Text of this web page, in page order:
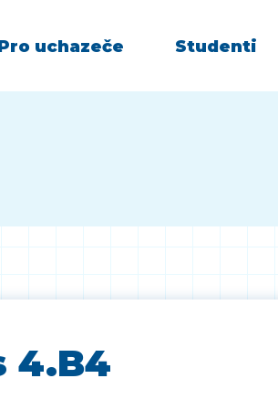
uchazeče Studenti
4.B4